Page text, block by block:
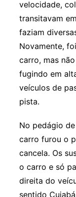
velocidade,
transitavam
faziam
Novamente,
carro, mas
fugindo em
veículos de
pista.
No pedágio
carro furou o
cancela. Os
o carro e só
direita do
sentido